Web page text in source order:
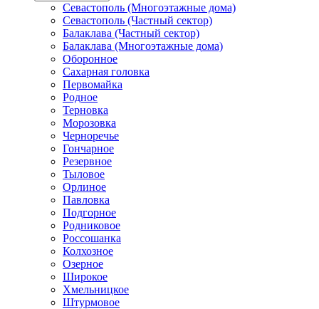
Севастополь (Многоэтажные дома)
Севастополь (Частный сектор)
Балаклава (Частный сектор)
Балаклава (Многоэтажные дома)
Оборонное
Сахарная головка
Первомайка
Родное
Терновка
Морозовка
Черноречье
Гончарное
Резервное
Тыловое
Орлиное
Павловка
Подгорное
Родниковое
Россошанка
Колхозное
Озерное
Широкое
Хмельницкое
Штурмовое